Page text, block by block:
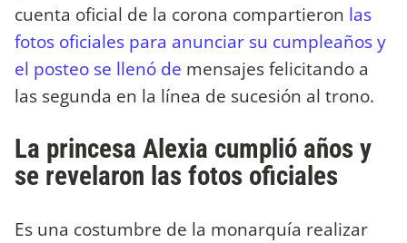
cuenta oficial de la corona compartieron las
fotos oficiales para anunciar su cumpleaños y
el posteo se llenó de mensajes felicitando a
las segunda en la línea de sucesión al trono.
La princesa Alexia cumplió años y
se revelaron las fotos oficiales
Es una costumbre de la monarquía realizar